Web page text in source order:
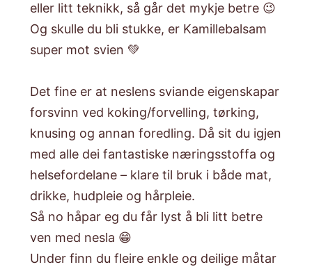
eller litt teknikk, så går det mykje betre 😉
Og skulle du bli stukke, er Kamillebalsam
super mot svien 💚
Det fine er at neslens sviande eigenskapar
forsvinn ved koking/forvelling, tørking,
knusing og annan foredling. Då sit du igjen
med alle dei fantastiske næringsstoffa og
helsefordelane – klare til bruk i både mat,
drikke, hudpleie og hårpleie.
Så no håpar eg du får lyst å bli litt betre
ven med nesla 😁
Under finn du fleire enkle og deilige måtar